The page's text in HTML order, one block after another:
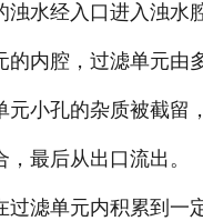
浊水经入口进入浊水
的内腔，过滤单元由
元小孔的杂质被截留
最后从出口流出。
滤单元内积累到一